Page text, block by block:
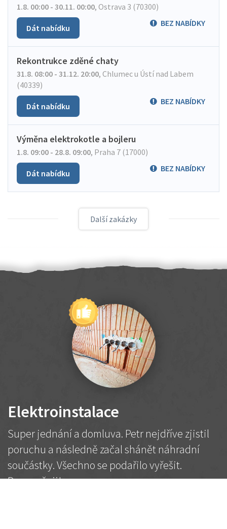
1.8. 00:00 - 30.11. 00:00, Ostrava 3 (70300)
BEZ NABÍDKY
Dát nabídku
Rekontrukce zděné chaty
31.8. 08:00 - 31.12. 20:00, Chlumec u Ústí nad Labem
(40339)
BEZ NABÍDKY
Dát nabídku
Výměna elektrokotle a bojleru
1.8. 09:00 - 28.8. 09:00, Praha 7 (17000)
BEZ NABÍDKY
Dát nabídku
Další zakázky
Elektroinstalace
Super jednání a domluva. Petr nejdříve zjistil
poruchu a následně začal shánět náhradní
součástky. Všechno se podařilo vyřešit.
Doporučuji!